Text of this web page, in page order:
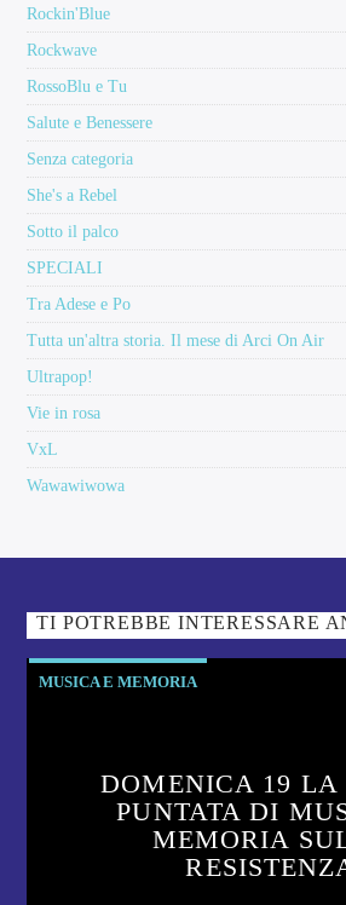
Rockin'Blue
Rockwave
RossoBlu e Tu
Salute e Benessere
Senza categoria
She's a Rebel
Sotto il palco
SPECIALI
Tra Adese e Po
Tutta un'altra storia. Il mese di Arci On Air
Ultrapop!
Vie in rosa
VxL
Wawawiwowa
TI POTREBBE INTERESSARE
MUSICA E MEMORIA
DOMENICA 19 LA
PUNTATA DI
MEMORIA